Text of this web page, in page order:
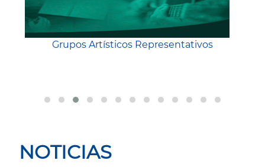
Grupos Artísticos Representativos
NOTICIAS